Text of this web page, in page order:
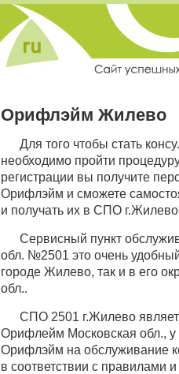
Орифлэйм Жилево
Для того чтобы стать
необходимо пройти
регистрации вы получите
Орифлэйм и сможете
и получать их в СПО
Сервисный пункт
обл. №2501 это очень
городе Жилево, так и в его
обл..
СПО 2501 г.Жилево
Орифлейм Московская обл., у
Орифлэйм на обслуживание
в соответствии с правилами